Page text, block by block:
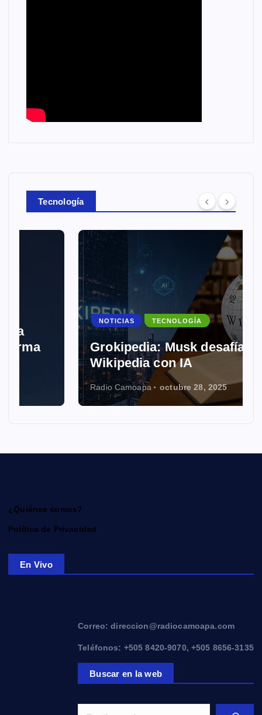
Tecnología
NOTICIAS TECNOLOGÍA
Grokipedia: Musk desafía a
Wikipedia con IA
Radio Camoapa octubre 28, 2025
¿Quiénes somos?
Política de Privacidad
En Vivo
Correo: direccion@radiocamoapa.com
Teléfonos: +505 8420-9070, +505 8656-3135
Buscar en la web